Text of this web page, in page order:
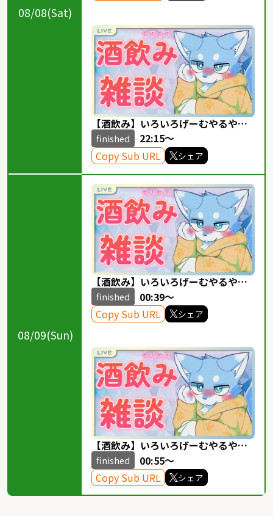
08/08(Sat)
【酒飲み】いろいろげーむやるやわ
らかみずいろおおかみ！！！OPSSじ
ゃねえよばかれが！！
finished
22:15～
Copy Sub URL
シェア
08/09(Sun)
【酒飲み】いろいろげーむやるやわ
らかみずいろおおかみ！！！OPSSま
じやめて
finished
00:39～
Copy Sub URL
シェア
【酒飲み】いろいろげーむやるやわ
らかみずいろおおかみ！！！OPSSじ
ゃねえよばかれがまじむり！！
finished
00:55～
Copy Sub URL
シェア